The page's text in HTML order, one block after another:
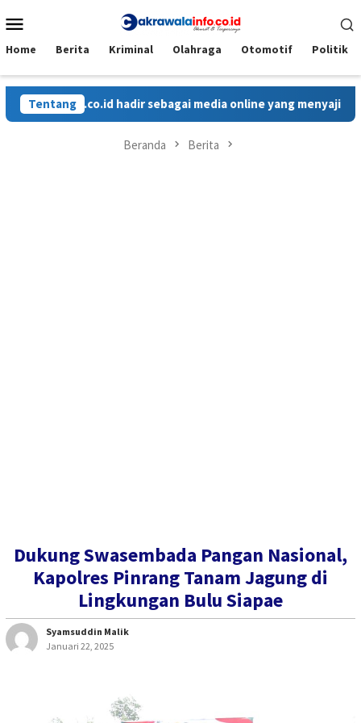
ke
Mobile
Home Berita Kriminal Olahraga Otomotif Politik
Tentang
media online yang menyajikan berita cepat, faktual,
Beranda Berita
Dukung Swasembada Pangan Nasional,
Kapolres Pinrang Tanam Jagung di
Lingkungan Bulu Siapae
Syamsuddin Malik
Januari 22, 2025